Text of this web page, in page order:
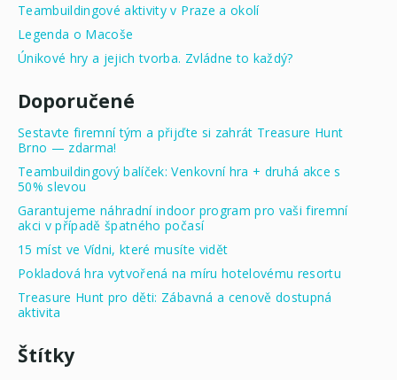
Teambuildingové aktivity v Praze a okolí
Legenda o Macoše
Únikové hry a jejich tvorba. Zvládne to každý?
Doporučené
Sestavte firemní tým a přijďte si zahrát Treasure Hunt
Brno — zdarma!
Teambuildingový balíček: Venkovní hra + druhá akce s
50% slevou
Garantujeme náhradní indoor program pro vaši firemní
akci v případě špatného počasí
15 míst ve Vídni, které musíte vidět
Pokladová hra vytvořená na míru hotelovému resortu
Treasure Hunt pro děti: Zábavná a cenově dostupná
aktivita
Štítky